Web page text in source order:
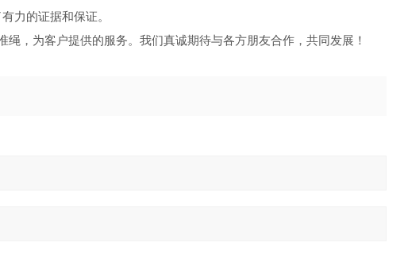
力的证据和保证。
，为客户提供的服务。我们真诚期待与各方朋友合作，共同发展！